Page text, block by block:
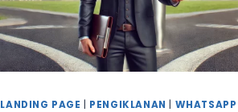
LANDING PAGE PENGIKLANAN
WHATSAPP